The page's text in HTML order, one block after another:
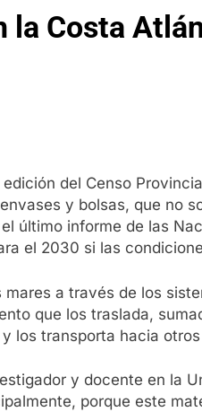
la Costa
del Censo
y bolsas, que no
último informe de las
el 2030 si las
a través de los
que los traslada,
los transporta hacia
y docente en la
porque este